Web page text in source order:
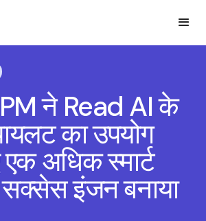
ने Read AI के
का उपयोग
अधिक स्मार्ट
इंजन बनाया